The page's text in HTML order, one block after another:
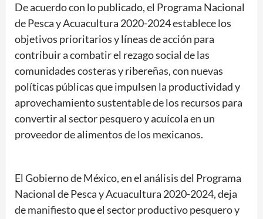
De acuerdo con lo publicado, el Programa Nacional
de Pesca y Acuacultura 2020-2024 establece los
objetivos prioritarios y líneas de acción para
contribuir a combatir el rezago social de las
comunidades costeras y ribereñas, con nuevas
políticas públicas que impulsen la productividad y
aprovechamiento sustentable de los recursos para
convertir al sector pesquero y acuícola en un
proveedor de alimentos de los mexicanos.
El Gobierno de México, en el análisis del Programa
Nacional de Pesca y Acuacultura 2020-2024, deja
de manifiesto que el sector productivo pesquero y